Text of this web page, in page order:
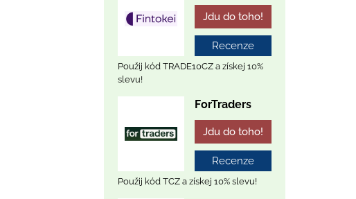
Jdu do toho!
Recenze
Použij kód TRADE10CZ a získej 10%
slevu!
ForTraders
Jdu do toho!
Recenze
Použij kód TCZ a získej 10% slevu!